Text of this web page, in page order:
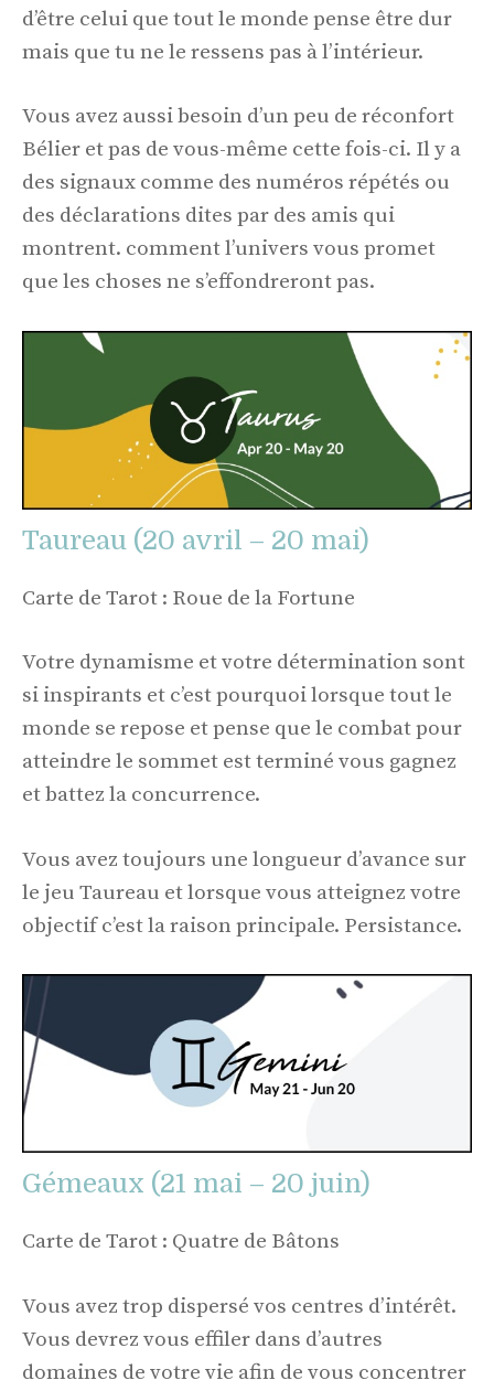
d’être celui que tout le monde pense être dur
mais que tu ne le ressens pas à l’intérieur.
Vous avez aussi besoin d’un peu de réconfort
Bélier et pas de vous-même cette fois-ci. Il y a
des signaux comme des numéros répétés ou
des déclarations dites par des amis qui
montrent. comment l’univers vous promet
que les choses ne s’effondreront pas.
Taureau (20 avril – 20 mai)
Carte de Tarot : Roue de la Fortune
Votre dynamisme et votre détermination sont
si inspirants et c’est pourquoi lorsque tout le
monde se repose et pense que le combat pour
atteindre le sommet est terminé vous gagnez
et battez la concurrence.
Vous avez toujours une longueur d’avance sur
le jeu Taureau et lorsque vous atteignez votre
objectif c’est la raison principale. Persistance.
Gémeaux (21 mai – 20 juin)
Carte de Tarot : Quatre de Bâtons
Vous avez trop dispersé vos centres d’intérêt.
Vous devrez vous effiler dans d’autres
domaines de votre vie afin de vous concentrer